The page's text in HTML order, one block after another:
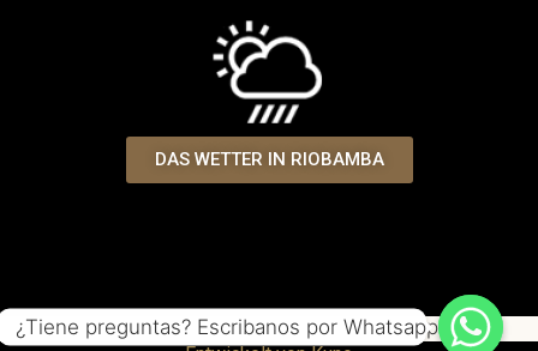
DAS WETTER IN RIOBAMBA
¿Tiene preguntas? Escribanos por Whatsapp